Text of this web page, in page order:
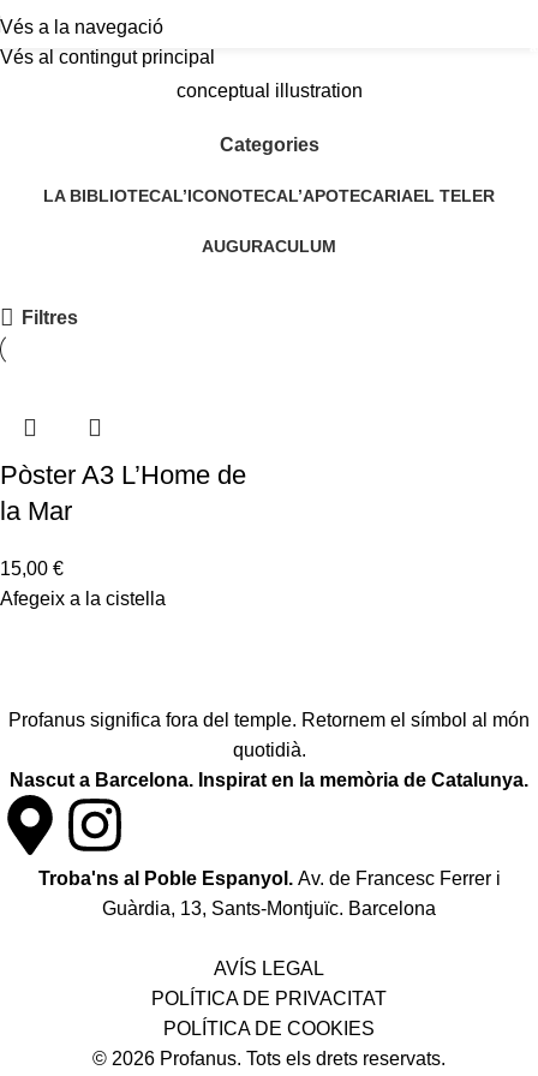
Vés a la navegació
Vés al contingut principal
conceptual illustration
Categories
LA BIBLIOTECAL’ICONOTECAL’APOTECARIAEL TELER
AUGURACULUM
Filtres
Pòster A3 L’Home de
la Mar
15,00 €
Afegeix a la cistella
Profanus significa fora del temple. Retornem el símbol al món
quotidià.
Nascut a Barcelona. Inspirat en la memòria de Catalunya.
Troba'ns al Poble Espanyol. Av. de Francesc Ferrer i
Guàrdia, 13, Sants-Montjuïc. Barcelona
AVÍS LEGAL
POLÍTICA DE PRIVACITAT
POLÍTICA DE COOKIES
© 2026 Profanus. Tots els drets reservats.